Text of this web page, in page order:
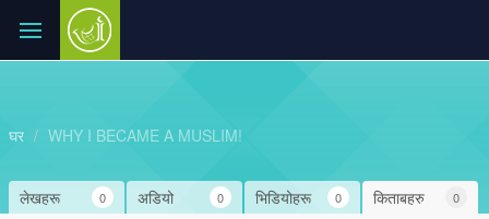
घर WHY I BECAME A MUSLIM!
किताबहरु 0
भिडियोहरू 0
अडियो 0
लेखहरू 0